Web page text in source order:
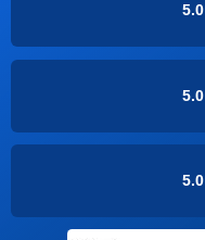
5.0
5.0
5.0